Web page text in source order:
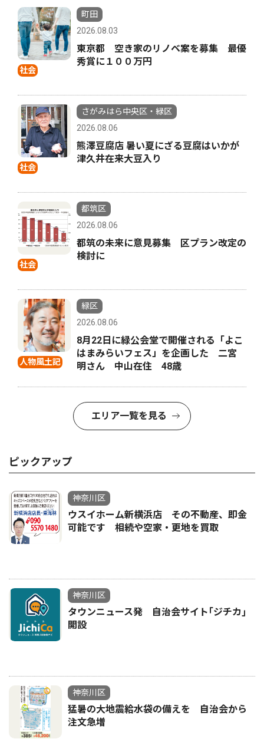
社会
町田
2026.08.03
東京都 空き家のリノベ案を募集 最優
秀賞に１００万円
社会
さがみはら中央区・緑区
2026.08.06
熊澤豆腐店 暑い夏にざる豆腐はいかが
津久井在来大豆入り
社会
都筑区
2026.08.06
都筑の未来に意見募集 区プラン改定の
検討に
人物風土記
緑区
2026.08.06
8月22日に緑公会堂で開催される「よこ
はまみらいフェス」を企画した 二宮
明さん 中山在住 48歳
エリア一覧を見る
ピックアップ
神奈川区
ウスイホーム新横浜店 その不動産、即金
可能です 相続や空家・更地を買取
神奈川区
タウンニュース発 自治会サイト｢ジチカ｣
開設
神奈川区
猛暑の大地震給水袋の備えを 自治会から
注文急増